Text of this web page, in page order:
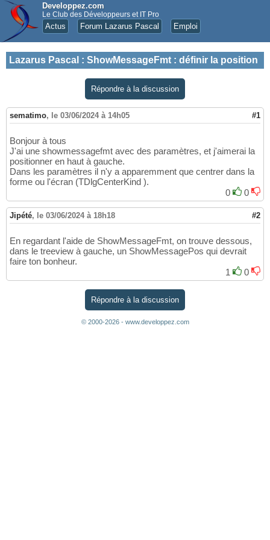
Developpez.com
Le Club des Développeurs et IT Pro
Actus Forum Lazarus Pascal Emploi
Lazarus Pascal : ShowMessageFmt : définir la position
Répondre à la discussion
sematimo, le 03/06/2024 à 14h05 #1
Bonjour à tous
J'ai une showmessagefmt avec des paramètres, et j'aimerai la
positionner en haut à gauche.
Dans les paramètres il n'y a apparemment que centrer dans la
forme ou l'écran (TDlgCenterKind ).
0
0
Jipété, le 03/06/2024 à 18h18 #2
En regardant l'aide de ShowMessageFmt, on trouve dessous,
dans le treeview à gauche, un ShowMessagePos qui devrait
faire ton bonheur.
1
0
Répondre à la discussion
© 2000-2026 - www.developpez.com